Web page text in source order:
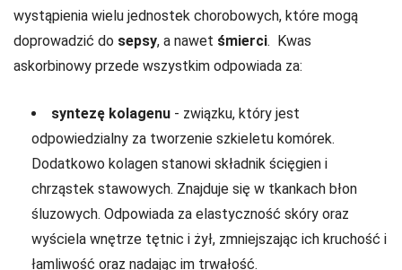
wystąpienia wielu jednostek chorobowych, które mogą
doprowadzić do sepsy, a nawet śmierci. Kwas
askorbinowy przede wszystkim odpowiada za:
syntezę kolagenu - związku, który jest
odpowiedzialny za tworzenie szkieletu komórek.
Dodatkowo kolagen stanowi składnik ścięgien i
chrząstek stawowych. Znajduje się w tkankach błon
śluzowych. Odpowiada za elastyczność skóry oraz
wyściela wnętrze tętnic i żył, zmniejszając ich kruchość i
łamliwość oraz nadając im trwałość.